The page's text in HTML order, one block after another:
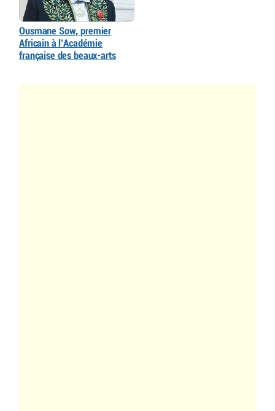
Ousmane Sow, premier
Africain à l’Académie
française des beaux-arts